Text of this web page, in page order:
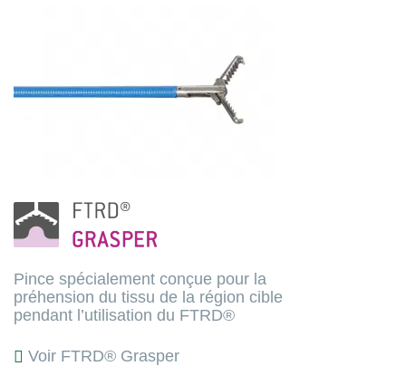
Pince spécialement conçue pour la
préhension du tissu de la région cible
pendant l’utilisation du FTRD®
Voir FTRD® Grasper